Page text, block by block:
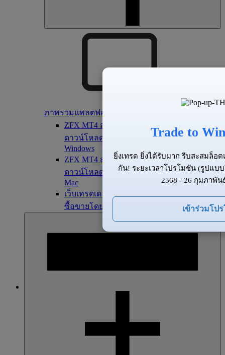
ภาพรวมแพลตฟอร์ม
ZFX MT4 สำหรับ PC
ดาวน์โหลดเทอร์มินัล MT4 สำหรับอุปกรณ์
Windows
ZFX MT4 สำหรับ Mac
ดาวน์โหลดเทอร์มินัล MT4 สำหรับอุปกรณ์
Mac
เว็บเทรดเดอร์ ZFX
ซื้อขายโดยตรงจากเบราว์เซอร์ของคุณ
Trade to
ยิ่งเทรด ยิ่งได้รับมาก รีบสะสมล็อ
กัน! ระยะเวลาโปรโมชัน (รูปแบ
2568 - 26 กุมภาพัน
เข้าร่วมโป